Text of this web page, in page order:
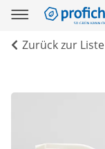
Zurück zur Liste